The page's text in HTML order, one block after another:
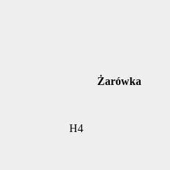
Żarówka
H4